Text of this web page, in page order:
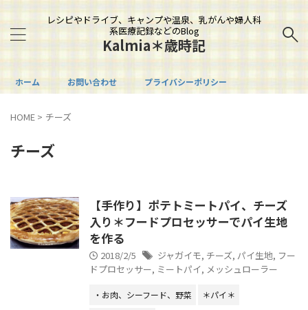
レシピやドライブ、キャンプや温泉、乳がんや婦人科
系医療記録などのBlog
Kalmia＊歳時記
ホーム お問い合わせ プライバシーポリシー
HOME > チーズ
チーズ
【手作り】ポテトミートパイ、チーズ
入り＊フードプロセッサーでパイ生地
を作る
2018/2/5 ジャガイモ, チーズ, パイ生地, フー
ドプロセッサー, ミートパイ, メッシュローラー
・お肉、シーフード、野菜
＊パイ＊